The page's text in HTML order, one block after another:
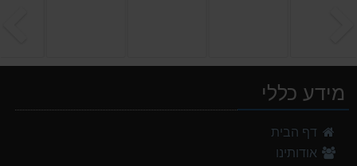
מידע כללי
דף הבית
אודותינו